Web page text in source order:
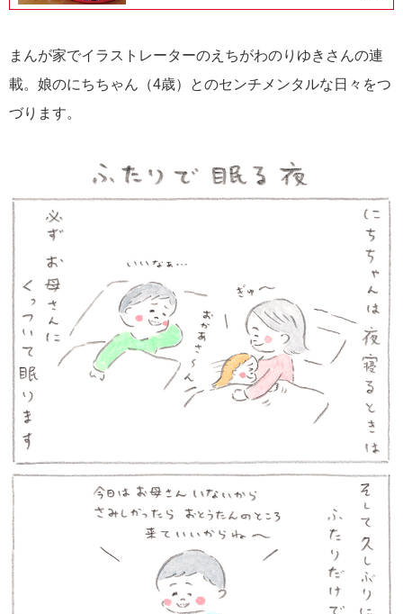
まんが家でイラストレーターのえちがわのりゆきさんの連
載。娘のにちちゃん（4歳）とのセンチメンタルな日々をつ
づります。